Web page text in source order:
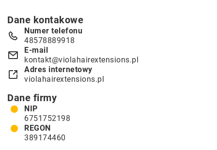
Dane kontakowe
Numer telefonu
48578889918
E-mail
kontakt@violahairextensions.pl
Adres internetowy
violahairextensions.pl
Dane firmy
NIP
6751752198
REGON
389174460